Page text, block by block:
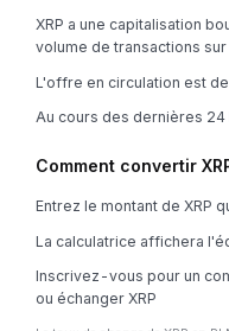
XRP a une capitalisation
volume de transactions sur
L'offre en circulation est de
Au cours des dernières 24
Comment convertir
Entrez le montant de XRP
La calculatrice affichera
Inscrivez-vous pour un
ou échanger XRP